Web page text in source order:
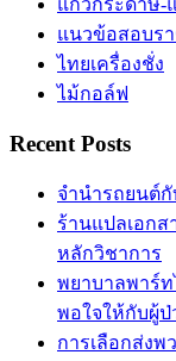
แนวข้อสอบร
ไทยเครื่องชั่ง
ไม้กอล์ฟ
Recent Posts
จำนำรถยนต์
ร้านแปลเอก
หลักวิชาการ
พยาบาลพาร์ท
พอใจให้กับผู้ป่
การเลือกส่ง